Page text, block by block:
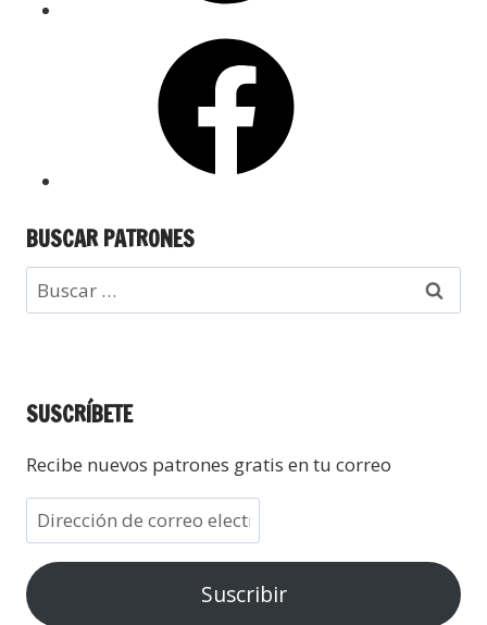
BUSCAR PATRONES
SUSCRÍBETE
Recibe nuevos patrones gratis en tu correo
Suscribir